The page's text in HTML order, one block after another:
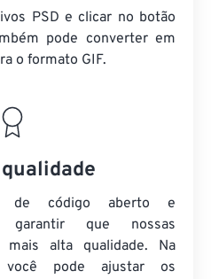
PSD e clicar no botão
pode converter em
o formato GIF.
de código aberto e
garantir que nossas
alta qualidade. Na
você pode ajustar os